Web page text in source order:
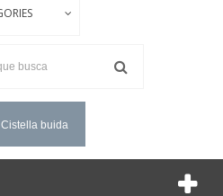
Cistella buida